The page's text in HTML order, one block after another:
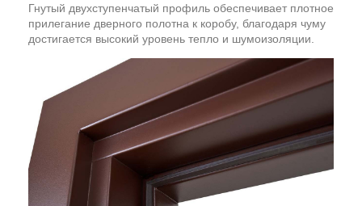
Гнутый двухступенчатый профиль обеспечивает плотное
прилегание дверного полотна к коробу, благодаря чуму
достигается высокий уровень тепло и шумоизоляции.